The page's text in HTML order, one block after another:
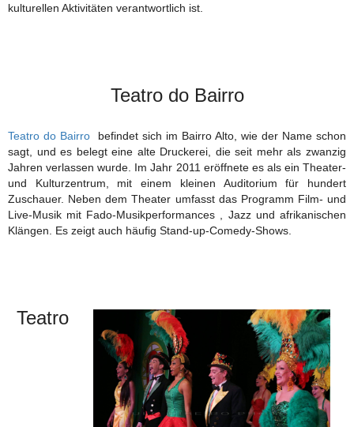
kulturellen Aktivitäten verantwortlich ist.
Teatro do Bairro
Teatro do Bairro befindet sich im Bairro Alto, wie der Name schon
sagt, und es belegt eine alte Druckerei, die seit mehr als zwanzig
Jahren verlassen wurde. Im Jahr 2011 eröffnete es als ein Theater-
und Kulturzentrum, mit einem kleinen Auditorium für hundert
Zuschauer. Neben dem Theater umfasst das Programm Film- und
Live-Musik mit Fado-Musikperformances , Jazz und afrikanischen
Klängen. Es zeigt auch häufig Stand-up-Comedy-Shows.
Teatro